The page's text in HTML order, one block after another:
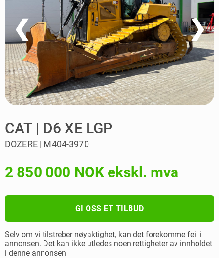
❮ ❯
CAT | D6 XE LGP
DOZERE | M404-3970
2 850 000 NOK ekskl. mva
GI OSS ET TILBUD
Selv om vi tilstreber nøyaktighet, kan det forekomme feil i
annonsen. Det kan ikke utledes noen rettigheter av innholdet
i denne annonsen